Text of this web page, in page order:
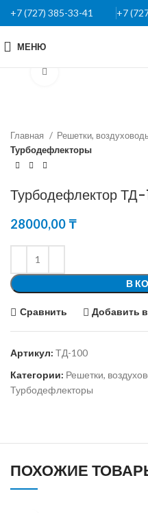
+7 (727) 385-33-41 +7
МЕНЮ
Главная
Решетки,
Турбодефлекторы
Турбодефлектор
28000,00₸
В
Сравнить Добавить
Артикул: ТД-100
Категории: Решетки,
Турбодефлекторы
ПОХОЖИЕ